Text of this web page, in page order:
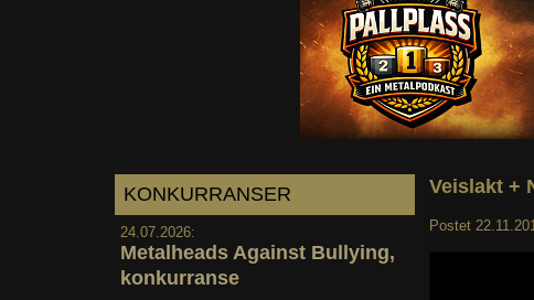
KONKURRANSER
24.07.2026:
Metalheads Against Bullying,
konkurranse
Veislakt +
Postet